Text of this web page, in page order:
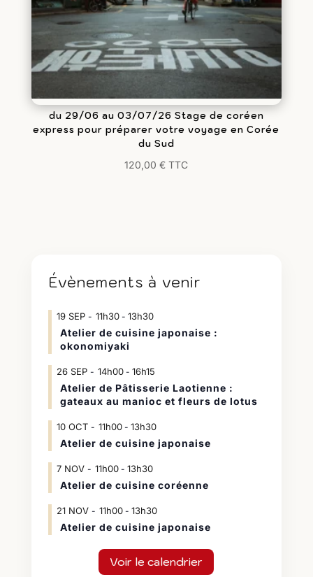
du 29/06 au 03/07/26 Stage de coréen
express pour préparer votre voyage en Corée
du Sud
120,00€ TTC
Évènements à venir
19 SEP 11h30- 13h30
Atelier de cuisine japonaise :
okonomiyaki
26 SEP 14h00- 16h15
Atelier de Pâtisserie Laotienne :
gateaux au manioc et fleurs de lotus
10 OCT 11h00- 13h30
Atelier de cuisine japonaise
7 NOV 11h00- 13h30
Atelier de cuisine coréenne
21 NOV 11h00- 13h30
Atelier de cuisine japonaise
Voir le calendrier